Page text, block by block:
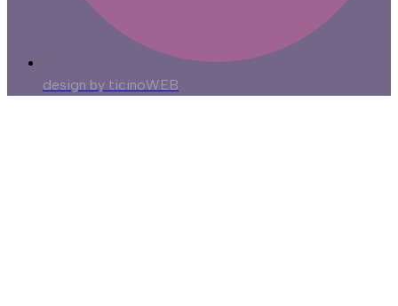
design by ticinoWEB